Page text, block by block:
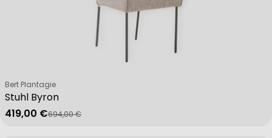
Stuhl Byron
Verkäufer:
Bert Plantagie
Verkaufspreis
419,00 €
Regulärer Preis
694,00 €